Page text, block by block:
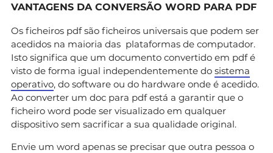
VANTAGENS DA CONVERSÃO WORD PARA PDF
Os ficheiros pdf são ficheiros universais que podem ser
acedidos na maioria das plataformas de computador.
Isto significa que um documento convertido em pdf é
visto de forma igual independentemente do sistema
operativo, do software ou do hardware onde é acedido.
Ao converter um doc para pdf está a garantir que o
ficheiro word pode ser visualizado em qualquer
dispositivo sem sacrificar a sua qualidade original.
Envie um word apenas se precisar que outra pessoa o